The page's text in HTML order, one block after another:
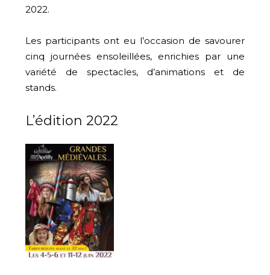
2022.
Les participants ont eu l’occasion de savourer
cinq journées ensoleillées, enrichies par une
variété de spectacles, d’animations et de
stands.
L’édition 2022